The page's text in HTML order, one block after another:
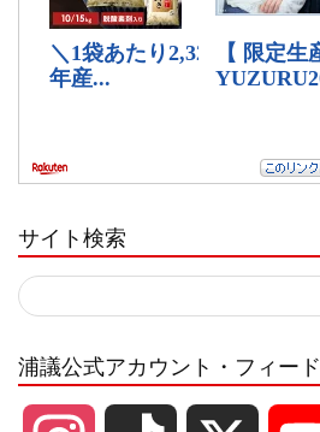
サイト検索
浦議公式アカウント・フィード